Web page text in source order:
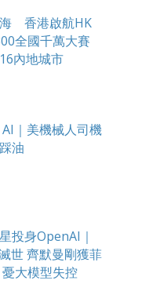
香港啟航HK
全國千萬大賽
內地城市
｜美機械人司機
油
投身OpenAI｜
世 齊默曼剛獲菲
大模型失控